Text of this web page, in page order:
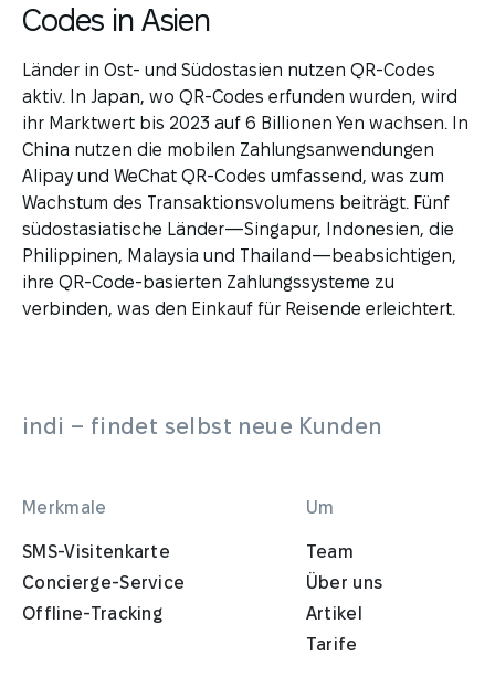
Codes in Asien
Länder in Ost- und Südostasien nutzen QR-Codes
aktiv. In Japan, wo QR-Codes erfunden wurden, wird
ihr Marktwert bis 2023 auf 6 Billionen Yen wachsen. In
China nutzen die mobilen Zahlungsanwendungen
Alipay und WeChat QR-Codes umfassend, was zum
Wachstum des Transaktionsvolumens beiträgt. Fünf
südostasiatische Länder—Singapur, Indonesien, die
Philippinen, Malaysia und Thailand—beabsichtigen,
ihre QR-Code-basierten Zahlungssysteme zu
verbinden, was den Einkauf für Reisende erleichtert.
indi – findet selbst neue Kunden
Merkmale
SMS-Visitenkarte
Concierge-Service
Offline-Tracking
Um
Team
Über uns
Artikel
Tarife